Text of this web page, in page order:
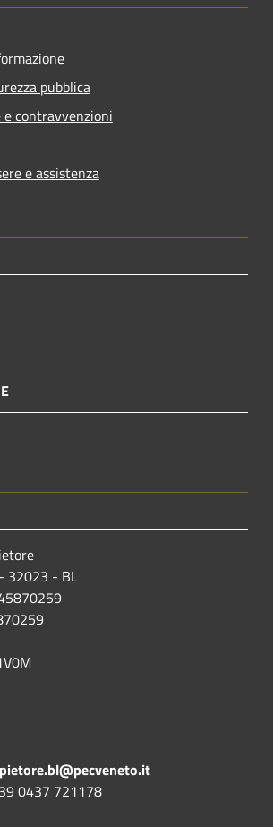
pubblica
contravvenzioni
e assistenza
32023 - BL
0437 721178